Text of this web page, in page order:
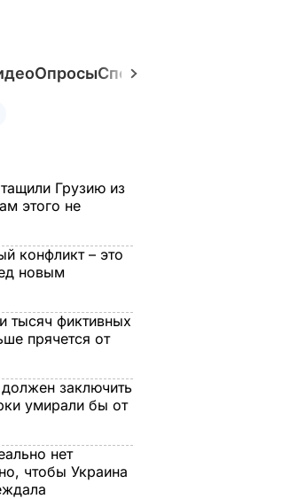
ОпросыСпецпроекты
Грузию из
этого не
конфликт – это
новым
тысяч фиктивных
прячется от
заключить
умирали бы от
нет
чтобы Украина